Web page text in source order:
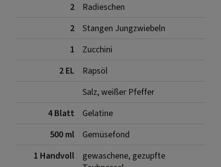
2
Radieschen
2
Stangen Jungzwiebeln
1
Zucchini
2 EL
Rapsöl
Salz, weißer Pfeffer
4 Blatt
Gelatine
500 ml
Gemüsefond
1 Handvoll
gewaschene, gezupfte